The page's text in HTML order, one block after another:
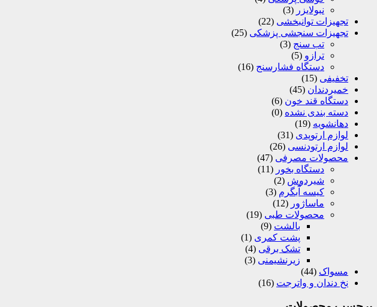
نبولایزر (3)
تجهیزات توانبخشی (22)
تجهیزات سنجشی پزشکی (25)
تب سنج (3)
ترازو (5)
دستگاه فشارسنج (16)
تخفیفی (15)
خمیردندان (45)
دستگاه قند خون (6)
دسته بندی نشده (0)
دهانشویه (19)
لوازم ارتوپدی (31)
لوازم ارتودنسی (26)
محصولات مصرفی (47)
دستگاه بخور (11)
شیردوش (2)
کیسه آّبگرم (3)
ماساژور (12)
محصولات طبی (19)
بالشت (9)
پشت کمری (1)
تشک برقی (4)
زیرنشیمنی (3)
مسواک (44)
نخ دندان و واترجت (16)